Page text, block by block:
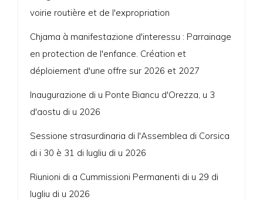
voirie routière et de l'expropriation
Chjama à manifestazione d'interessu : Parrainage
en protection de l'enfance. Création et
déploiement d'une offre sur 2026 et 2027
Inaugurazione di u Ponte Biancu d'Orezza, u 3
d'aostu di u 2026
Sessione strasurdinaria di l'Assemblea di Corsica
di i 30 è 31 di lugliu di u 2026
Riunioni di a Cummissioni Permanenti di u 29 di
lugliu di u 2026